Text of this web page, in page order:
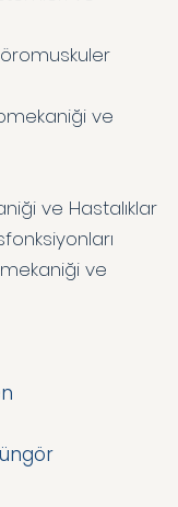
ve
ve Hastalıklar
ve